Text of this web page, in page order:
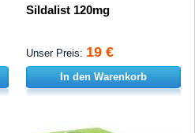
Sildalist 120mg
Unser Preis: 19 €
In den Warenkorb